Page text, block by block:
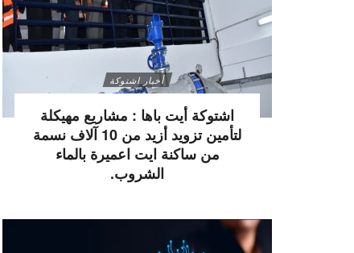
أخبار اشتوكة
اشتوكة أيت باها : مشاريع مهيكلة
لتأمين تزويد أزيد من 10 آلاف نسمة
من ساكنة ايت اعميرة بالماء
الشروب.